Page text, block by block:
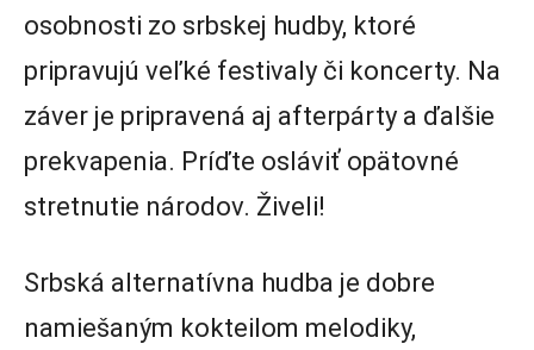
osobnosti zo srbskej hudby, ktoré
pripravujú veľké festivaly či koncerty. Na
záver je pripravená aj afterpárty a ďalšie
prekvapenia. Príďte osláviť opätovné
stretnutie národov. Živeli!
Srbská alternatívna hudba je dobre
namiešaným kokteilom melodiky,